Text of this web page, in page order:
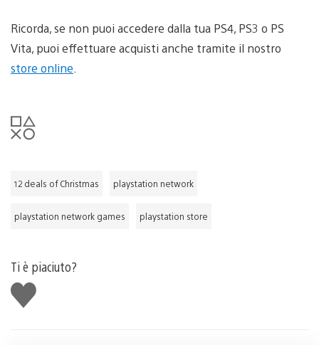
Ricorda, se non puoi accedere dalla tua PS4, PS3 o PS
Vita, puoi effettuare acquisti anche tramite il nostro
store online
12 deals of Christmas playstation network
playstation network games playstation store
Ti è piaciuto?
Mi
piace